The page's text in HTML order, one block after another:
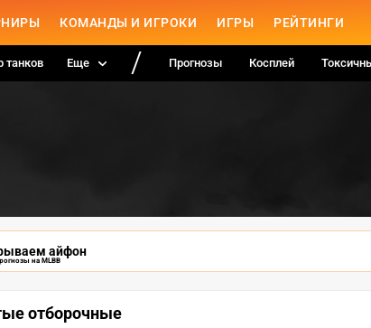
КОМАНДЫ И ИГРОКИ ИГРЫ РЕЙТИНГИ
танков Еще Прогнозы Косплей
айфон
на MLBB
отборочные